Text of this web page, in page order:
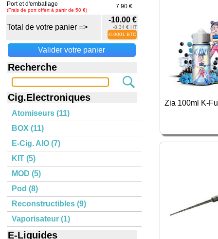
Port et d'emballage
(Frais de port offert à partir de 50 €)
7.90 €
Total de votre panier =>
-10.00 €
-8.34 € HT
-0.0001 BTC
Valider votre panier
Recherche
Cig.Electroniques
Atomiseurs (11)
BOX (11)
E-Cig. AIO (7)
KIT (5)
MOD (5)
Pod (8)
Reconstructibles (9)
Vaporisateur (1)
E-Liquides
Zia 100ml K-